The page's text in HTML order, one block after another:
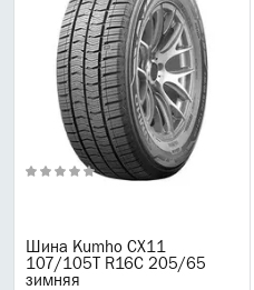
Шина Kumho CX11
107/105T R16C 205/65
зимняя